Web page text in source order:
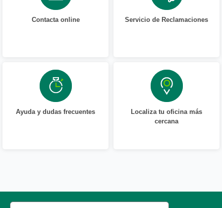
Contacta online Servicio de Reclamaciones
Ayuda y dudas frecuentes
Localiza tu oficina más
cercana